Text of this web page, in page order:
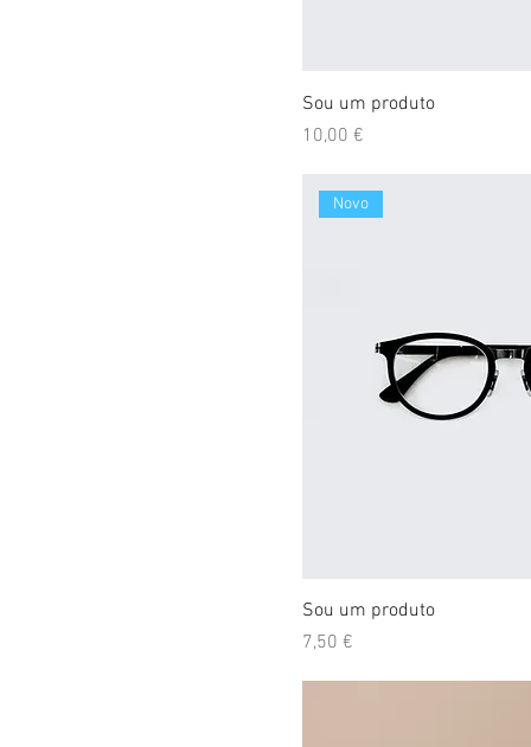
Sou um produto
Preço
10,00 €
Novo
Sou um produto
Preço
7,50 €